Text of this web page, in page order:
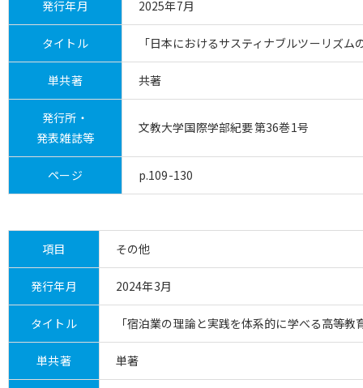
発行年月 2025年7月
タイトル 「日本におけるサスティナブルツーリズ
単共著 共著
発行所・
発表雑誌等
文教大学国際学部紀要 第36巻1号
ページ p.109-130
項目 その他
発行年月 2024年3月
タイトル 「宿泊業の理論と実践を体系的に学べる高等
単共著 単著